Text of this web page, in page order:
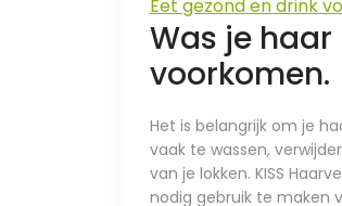
Eet gezond en drink
Was je
voorkomen.
Het is belangrijk om je
vaak te wassen,
van je lokken. KISS
nodig gebruik te maken